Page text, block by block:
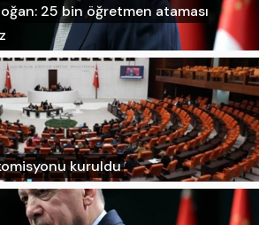
25 bin öğretmen ataması
kuruldu